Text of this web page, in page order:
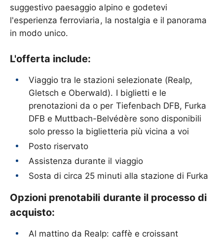
suggestivo paesaggio alpino e godetevi
l'esperienza ferroviaria, la nostalgia e il panorama
in modo unico.
L'offerta include:
Viaggio tra le stazioni selezionate (Realp,
Gletsch e Oberwald). I biglietti e le
prenotazioni da o per Tiefenbach DFB, Furka
DFB e Muttbach-Belvédère sono disponibili
solo presso la biglietteria più vicina a voi
Posto riservato
Assistenza durante il viaggio
Sosta di circa 25 minuti alla stazione di Furka
Opzioni prenotabili durante il processo di
acquisto:
Al mattino da Realp: caffè e croissant